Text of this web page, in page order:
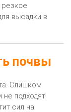
высадки в
почвы
Слишком
подходят!
сил на